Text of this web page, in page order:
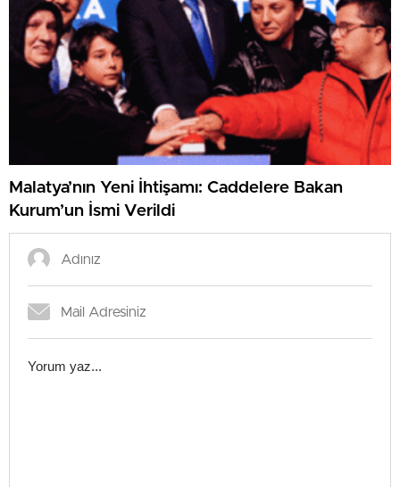
Malatya’nın Yeni İhtişamı: Caddelere Bakan
Kurum’un İsmi Verildi